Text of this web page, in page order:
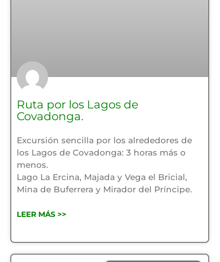
Ruta por los Lagos de
Covadonga.
Excursión sencilla por los alrededores de
los Lagos de Covadonga: 3 horas más o
menos.
Lago La Ercina, Majada y Vega el Bricial,
Mina de Buferrera y Mirador del Príncipe.
LEER MÁS >>